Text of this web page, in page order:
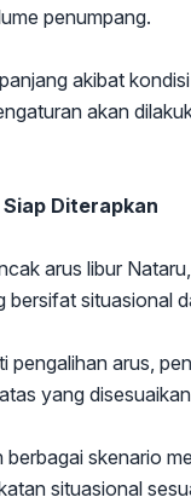
penumpang.
akibat
akan
Diterapkan
arus libur
bersifat situasional
pengalihan arus,
yang
berbagai skenario
situasional